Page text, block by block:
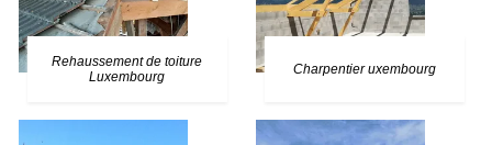
Rehaussement de toiture
Luxembourg
Charpentier uxembourg